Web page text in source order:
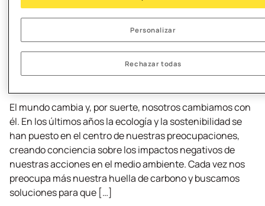
Top influencers de la sostenibilidad y la
ecología
Planeta 11 de septiembre - Actualizado el01 de octubre de 2025
El mundo cambia y, por suerte, nosotros cambiamos con
él. En los últimos años la ecología y la sostenibilidad se
han puesto en el centro de nuestras preocupaciones,
creando conciencia sobre los impactos negativos de
nuestras acciones en el medio ambiente. Cada vez nos
preocupa más nuestra huella de carbono y buscamos
soluciones para que […]
Rechazar todas
Personalizar